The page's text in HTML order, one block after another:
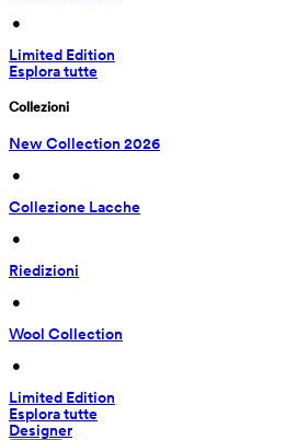
•
Limited Edition
Esplora tutte
Collezioni
New Collection 2026
•
Collezione Lacche
•
Riedizioni
•
Wool Collection
•
Limited Edition
Esplora tutte
Designer